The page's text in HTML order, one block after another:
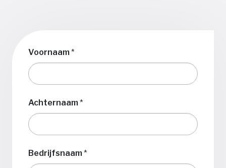
Voornaam*
Achternaam*
Bedrijfsnaam*